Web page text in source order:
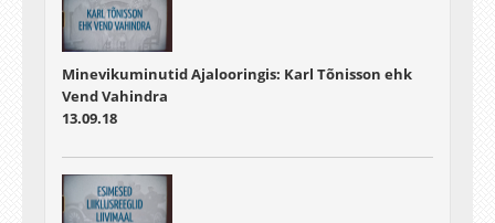
Minevikuminutid Ajalooringis: Karl Tõnisson ehk
Vend Vahindra
13.09.18